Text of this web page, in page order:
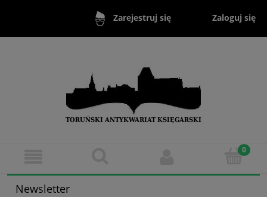
Zarejestruj się Zaloguj się
Newsletter